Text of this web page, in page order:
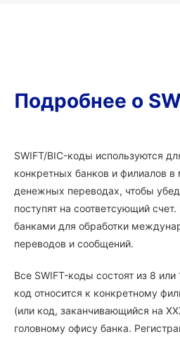
Подробнее о
SWIFT/BIC-коды используются
конкретных банков и филиалов
денежных переводах, чтобы
поступят на соответсующий
банками для обработки
переводов и сообщений.
Все SWIFT-коды состоят из 8
код относится к конкретному
(или код, заканчивающийся на
головному офису банка.